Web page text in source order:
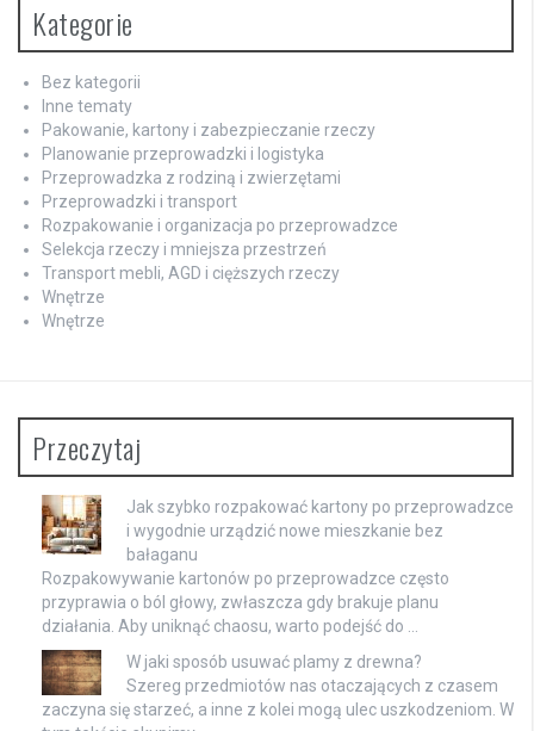
Kategorie
Bez kategorii
Inne tematy
Pakowanie, kartony i zabezpieczanie rzeczy
Planowanie przeprowadzki i logistyka
Przeprowadzka z rodziną i zwierzętami
Przeprowadzki i transport
Rozpakowanie i organizacja po przeprowadzce
Selekcja rzeczy i mniejsza przestrzeń
Transport mebli, AGD i cięższych rzeczy
Wnętrze
Wnętrze
Przeczytaj
Jak szybko rozpakować kartony po przeprowadzce
i wygodnie urządzić nowe mieszkanie bez
bałaganu
Rozpakowywanie kartonów po przeprowadzce często
przyprawia o ból głowy, zwłaszcza gdy brakuje planu
działania. Aby uniknąć chaosu, warto podejść do …
W jaki sposób usuwać plamy z drewna?
Szereg przedmiotów nas otaczających z czasem
zaczyna się starzeć, a inne z kolei mogą ulec uszkodzeniom. W